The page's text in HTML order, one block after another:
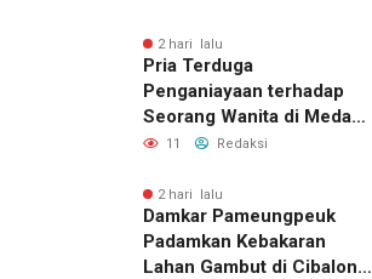
2 hari lalu
Pria Terduga
Penganiayaan terhadap
Seorang Wanita di Medan
Ditangkap Polisi
11 Redaksi
2 hari lalu
Damkar Pameungpeuk
Padamkan Kebakaran
Lahan Gambut di Cibalong,